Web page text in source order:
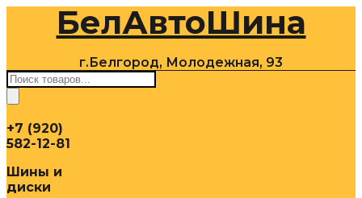
содержимомуБелАвтоШина
г.Белгород, Молодежная, 93
Поиск
товаров
+7 (920)
582-12-81
Шины и
диски